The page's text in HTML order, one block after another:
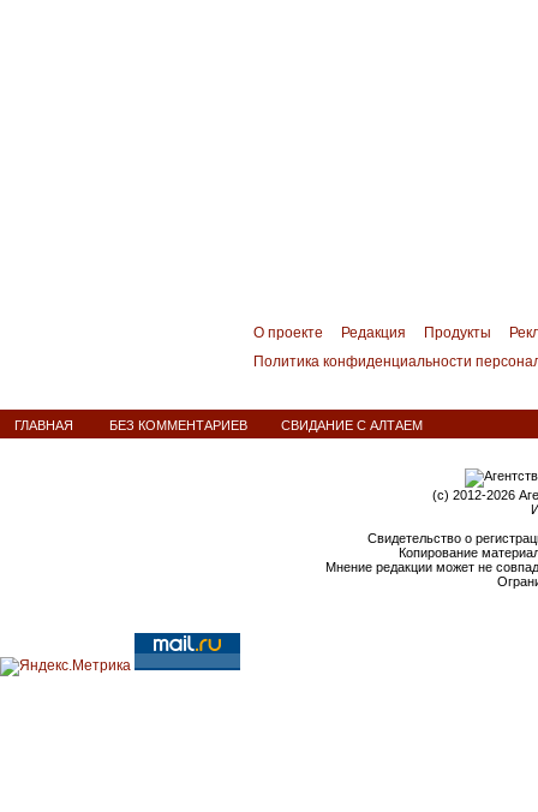
О проекте Редакция Продукты
Политика конфиденциальности
ГЛАВНАЯ БЕЗ КОММЕНТАРИЕВ СВИДАНИЕ С АЛТАЕМ
(c) 2012-2026
Свидетельство о
Копирование
Мнение редакции может не